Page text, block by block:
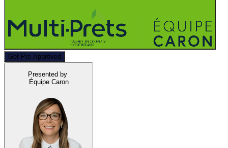
Get Pre-Approved
Presented by
Équipe Caron